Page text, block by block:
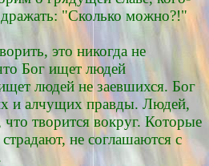
"Сколько можно?!"
это никогда не
Бог ищет людей
людей не заевшихся. Бог
и алчущих правды. Людей,
творится вокруг. Которые
не соглашаются с